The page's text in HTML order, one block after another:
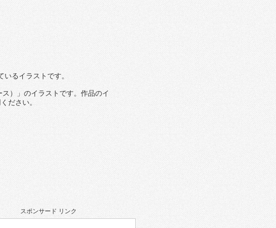
いるイラストです。
）」のイラストです。作品のイ
ださい。
スポンサード リンク